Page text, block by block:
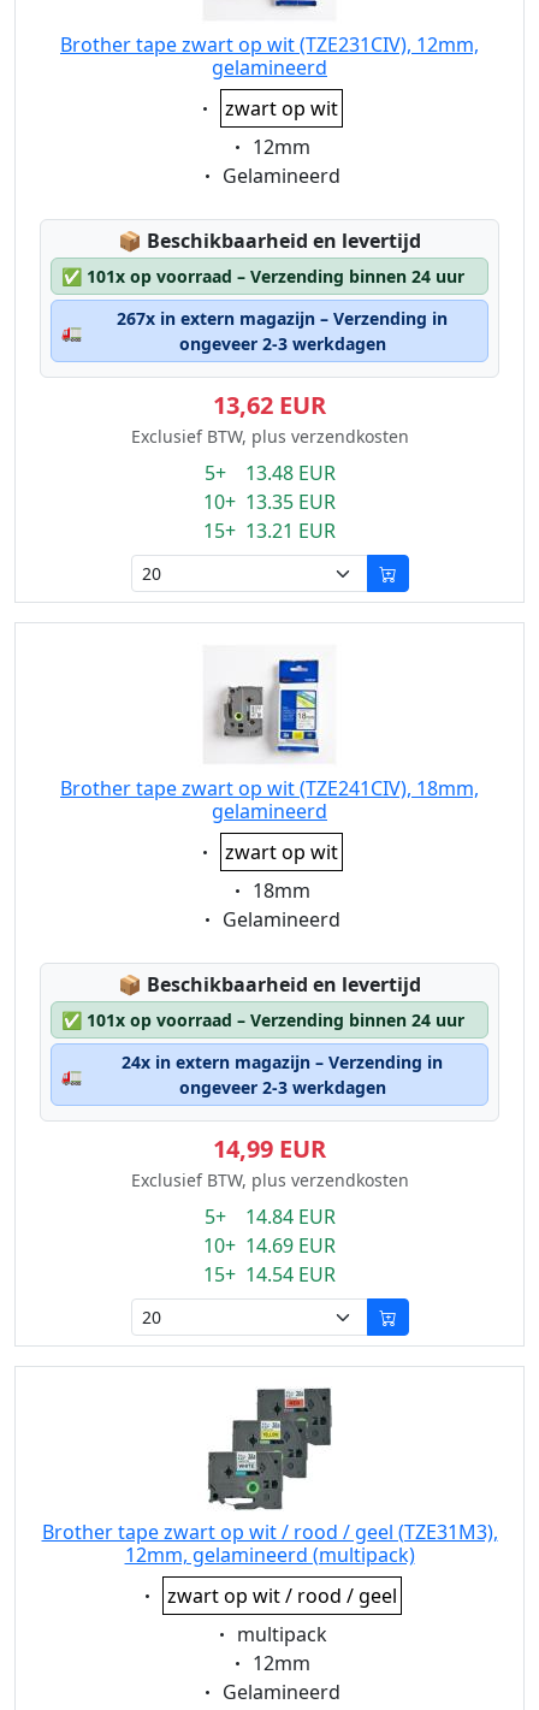
Brother tape zwart op wit (TZE231CIV), 12mm,
gelamineerd
Eigenschaft:
zwart op wit
Eigenschaft:
12mm
Eigenschaft:
Gelamineerd
📦 Lagerstatus:
Beschikbaarheid en levertijd
✅ 101x op voorraad – Verzending binnen 24 uur
🚛
267x in extern magazijn – Verzending in
ongeveer 2-3 werkdagen
13,62 EUR
Exclusief BTW, plus verzendkosten
5+ 13.48 EUR
10+ 13.35 EUR
15+ 13.21 EUR
Brother tape zwart op wit (TZE241CIV), 18mm,
gelamineerd
Eigenschaft:
zwart op wit
Eigenschaft:
18mm
Eigenschaft:
Gelamineerd
📦 Lagerstatus:
Beschikbaarheid en levertijd
✅ 101x op voorraad – Verzending binnen 24 uur
🚛
24x in extern magazijn – Verzending in
ongeveer 2-3 werkdagen
14,99 EUR
Exclusief BTW, plus verzendkosten
5+ 14.84 EUR
10+ 14.69 EUR
15+ 14.54 EUR
Brother tape zwart op wit / rood / geel (TZE31M3),
12mm, gelamineerd (multipack)
Eigenschaft:
zwart op wit / rood / geel
Eigenschaft:
multipack
Eigenschaft:
12mm
Eigenschaft:
Gelamineerd